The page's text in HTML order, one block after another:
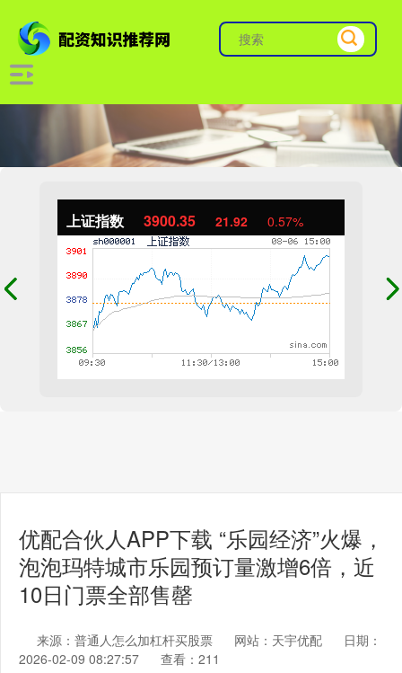
上证指数 3900.35 21.92 0.57%
优配合伙人APP下载 “乐园经济”火爆，
泡泡玛特城市乐园预订量激增6倍，近
10日门票全部售罄
来源：普通人怎么加杠杆买股票 网站：天宇优配
日期：
2026-02-09 08:27:57
查看：211